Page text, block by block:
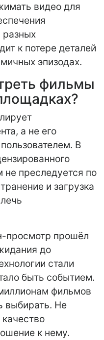
видео для
разных
к потере деталей
эпизодах.
фильмы
а не его
В
не преследуется по
и загрузка
просмотр прошёл
до
стали
быть событием.
фильмов
выбирать. Не
к нему.